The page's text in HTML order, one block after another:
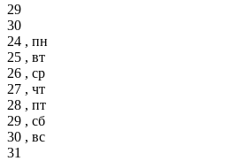
29
30
24 , пн
25 , вт
26 , ср
27 , чт
28 , пт
29 , сб
30 , вс
31